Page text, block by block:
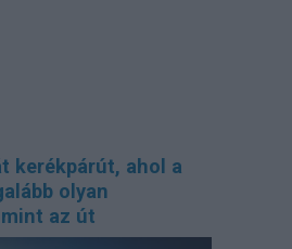
kerékpárút, ahol a
olyan
az út